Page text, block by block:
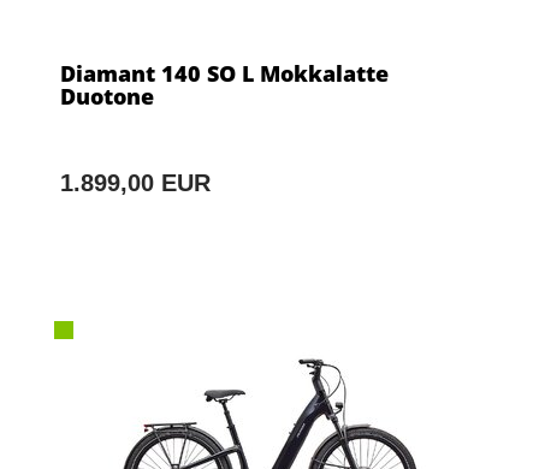
Diamant 140 SO L Mokkalatte
Duotone
1.899,00 EUR